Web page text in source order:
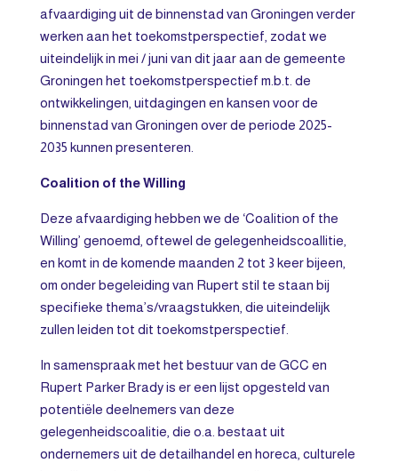
afvaardiging uit de binnenstad van Groningen verder
werken aan het toekomstperspectief, zodat we
uiteindelijk in mei / juni van dit jaar aan de gemeente
Groningen het toekomstperspectief m.b.t. de
ontwikkelingen, uitdagingen en kansen voor de
binnenstad van Groningen over de periode 2025-
2035 kunnen presenteren.
Coalition of the Willing
Deze afvaardiging hebben we de ‘Coalition of the
Willing’ genoemd, oftewel de gelegenheidscoallitie,
en komt in de komende maanden 2 tot 3 keer bijeen,
om onder begeleiding van Rupert stil te staan bij
specifieke thema’s/vraagstukken, die uiteindelijk
zullen leiden tot dit toekomstperspectief.
In samenspraak met het bestuur van de GCC en
Rupert Parker Brady is er een lijst opgesteld van
potentiële deelnemers van deze
gelegenheidscoalitie, die o.a. bestaat uit
ondernemers uit de detailhandel en horeca, culturele